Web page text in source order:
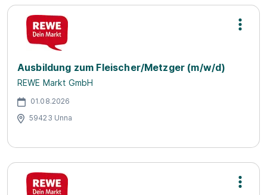
Ausbildung zum Fleischer/Metzger (m/w/d)
REWE Markt GmbH
01.08.2026
59423 Unna